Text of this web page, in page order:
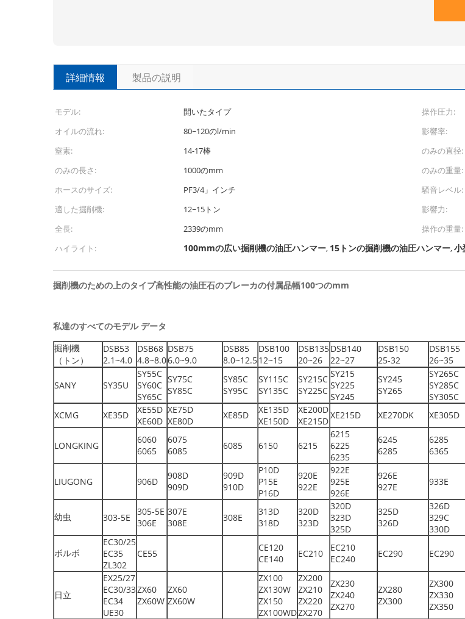
詳細情報 製品の説明
モデル: 開いたタイプ 操作圧力:
オイルの流れ:
80~120のl/min 影響率:
窒素:
14-17棒 のみの直径:
のみの長さ:
1000のmm のみの重量:
ホースのサイズ:
PF3/4」インチ 騒音レベル:
適した掘削機:
12~15トン 影響力:
全長:
2339のmm 操作の重量:
ハイライト:
100mmの広い掘削機の油圧ハンマー, 15トンの掘削機の油圧ハンマー,小
掘削機のための上のタイプ高性能の油圧石のブレーカの付属品幅100つのmm
私達のすべてのモデル データ
掘削機
（トン）
DSB53
2.1~4.0
DSB68
4.8~8.0
DSB75
6.0~9.0
DSB85
8.0~12.5
DSB100
12~15
DSB135
20~26
DSB140
22~27
DSB150
25-32
DSB155
26~35
SANY SY35U
SY55C
SY60C
SY65C
SY75C
SY85C
SY85C
SY95C
SY115C
SY135C
SY215C
SY225C
SY215
SY225
SY245
SY245
SY265
SY265C
SY285C
SY305C
XCMG XE35D
XE55D
XE60D
XE75D
XE80D
XE85D
XE135D
XE150D
XE200D
XE215D
XE215D XE270DK XE305D
LONGKING
6060
6065
6075
6085
6085 6150 6215
6215
6225
6235
6245
6285
6285
6365
LIUGONG 906D
908D
909D
909D
910D
P10D
P15E
P16D
920E
922E
922E
925E
926E
926E
927E
933E
幼虫 303-5E
305-5E
306E
307E
308E
308E
313D
318D
320D
323D
320D
323D
325D
325D
326D
326D
329C
330D
ボルボ
EC30/25
EC35
ZL302
CE55
CE120
CE140
EC210
EC210
EC240
EC290 EC290
日立
EX25/27
EC30/33
EC34
UE30
ZX60
ZX60W
ZX60
ZX60W
ZX100
ZX130W
ZX150
ZX100WD
ZX200
ZX210
ZX220
ZX270
ZX230
ZX240
ZX270
ZX280
ZX300
ZX300
ZX330
ZX350